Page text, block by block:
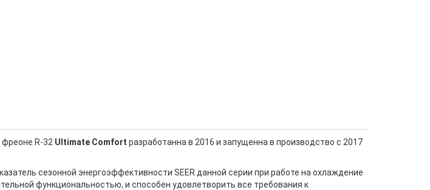
R-32 Ultimate Comfort разработанна в 2016 и запущенна в производство c 2017
сезонной энергоэффективности SEER данной серии при работе на охлаждение
функциональностью, и способен удовлетворить все требования к